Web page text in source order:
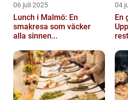
06 juli 2025
Lunch i Malmö: En
smakresa som väcker
alla sinnen...
04
En